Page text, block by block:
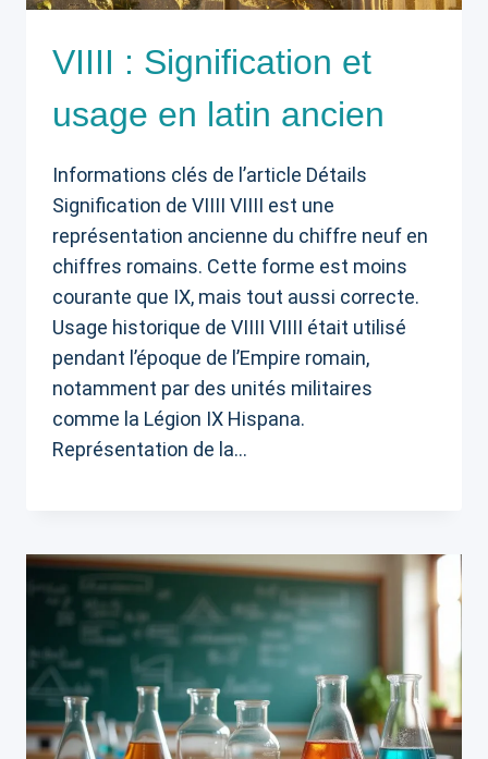
VIIII : Signification et
usage en latin ancien
Informations clés de l’article Détails
Signification de VIIII VIIII est une
représentation ancienne du chiffre neuf en
chiffres romains. Cette forme est moins
courante que IX, mais tout aussi correcte.
Usage historique de VIIII VIIII était utilisé
pendant l’époque de l’Empire romain,
notamment par des unités militaires
comme la Légion IX Hispana.
Représentation de la…